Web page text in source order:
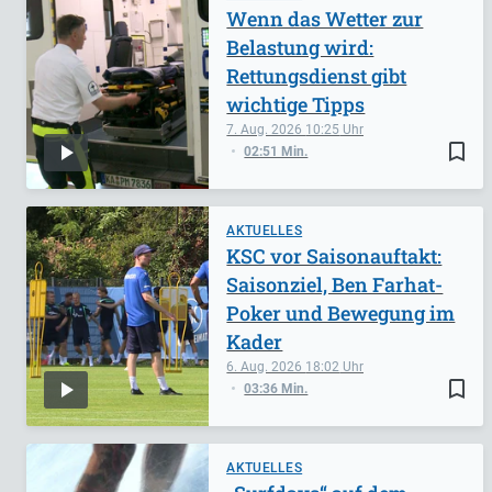
bookmark_border
7. Aug. 2026 10:25
02:51 Min.
Wenn das Wetter zur
Belastung wird:
Rettungsdienst gibt
wichtige Tipps
AKTUELLES
bookmark_border
6. Aug. 2026 18:02
03:36 Min.
KSC vor Saisonauftakt:
Saisonziel, Ben Farhat-
Poker und Bewegung im
Kader
AKTUELLES